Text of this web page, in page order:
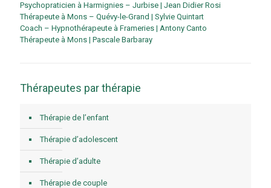
Psychopraticien à Harmignies – Jurbise | Jean Didier Rosi
Thérapeute à Mons – Quévy-le-Grand | Sylvie Quintart
Coach – Hypnothérapeute à Frameries | Antony Canto
Thérapeute à Mons | Pascale Barbaray
Thérapeutes par thérapie
Thérapie de l’enfant
Thérapie d’adolescent
Thérapie d’adulte
Thérapie de couple